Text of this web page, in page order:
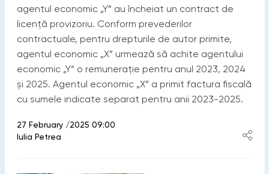
agentul economic „Y” au încheiat un contract de
licență provizoriu. Conform prevederilor
contractuale, pentru drepturile de autor primite,
agentul economic „X” urmează să achite agentului
economic „Y” o remunerație pentru anul 2023, 2024
și 2025. Agentul economic „X” a primit factura fiscală
cu sumele indicate separat pentru anii 2023-2025.
27 February /2025 09:00
Iulia Petrea